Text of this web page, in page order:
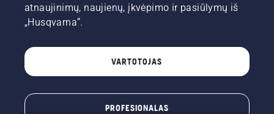
atnaujinimų, naujienų, įkvėpimo ir pasiūlymų iš
„Husqvarna“.
VARTOTOJAS
PROFESIONALAS